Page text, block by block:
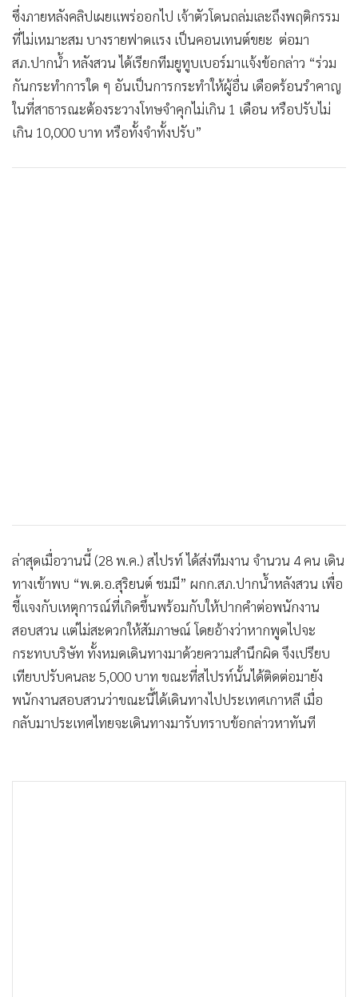
• หุ้น
• อินโดจีน
• กองทุนรวม
• Celeb Online
• Factcheck
• ญี่ปุ่น
ซึ่งภายหลังคลิปเผยแพร่ออกไป เจ้าตัวโดนถล่มเละถึงพฤติกรรม
ที่ไม่เหมาะสม บางรายฟาดแรง เป็นคอนเทนต์ขยะ ต่อมา
สภ.ปากน้ำ หลังสวน ได้เรียกทีมยูทูบเบอร์มาแจ้งข้อกล่าว “ร่วม
กันกระทำการใด ๆ อันเป็นการกระทำให้ผู้อื่น เดือดร้อนรำคาญ
ในที่สาธารณะต้องระวางโทษจำคุกไม่เกิน 1 เดือน หรือปรับไม่
เกิน 10,000 บาท หรือทั้งจำทั้งปรับ”
ล่าสุดเมื่อวานนี้ (28 พ.ค.) สไปรท์ ได้ส่งทีมงาน จำนวน 4 คน เดิน
ทางเข้าพบ “พ.ต.อ.สุริยนต์ ชมมี” ผกก.สภ.ปากน้ำหลังสวน เพื่อ
ชี้แจงกับเหตุการณ์ที่เกิดขึ้นพร้อมกับให้ปากคำต่อพนักงาน
สอบสวน แต่ไม่สะดวกให้สัมภาษณ์ โดยอ้างว่าหากพูดไปจะ
กระทบบริษัท ทั้งหมดเดินทางมาด้วยความสำนึกผิด จึงเปรียบ
เทียบปรับคนละ 5,000 บาท ขณะที่สไปรท์นั้นได้ติดต่อมายัง
พนักงานสอบสวนว่าขณะนี้ได้เดินทางไปประเทศเกาหลี เมื่อ
กลับมาประเทศไทยจะเดินทางมารับทราบข้อกล่าวหาทันที